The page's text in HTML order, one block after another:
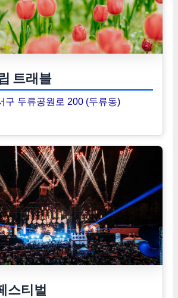
트래블
구 두류공원로 200 (두류동)
스티벌